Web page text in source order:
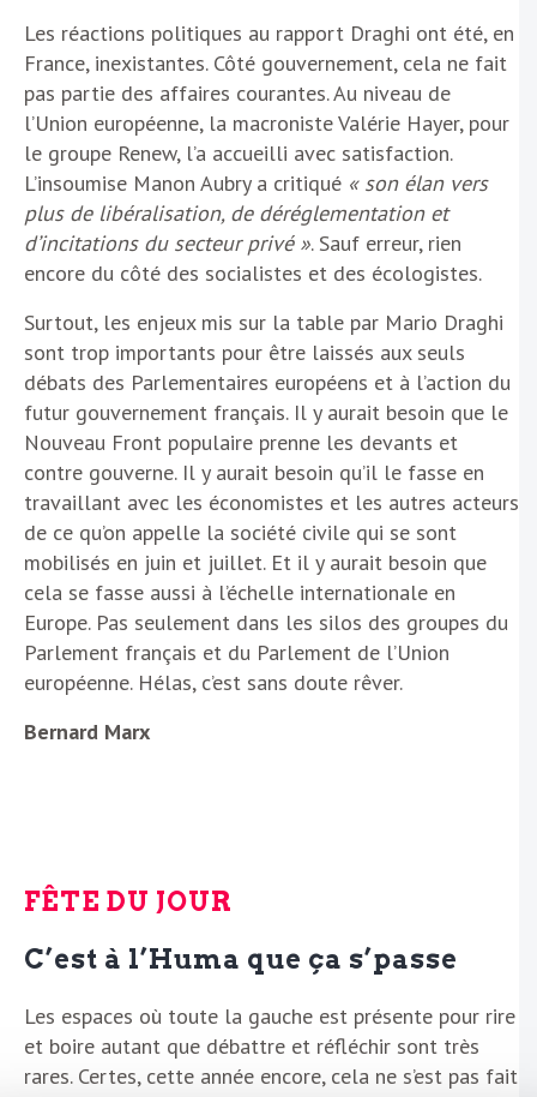
Les réactions politiques au rapport Draghi ont été, en
France, inexistantes. Côté gouvernement, cela ne fait
pas partie des affaires courantes. Au niveau de
l’Union européenne, la macroniste Valérie Hayer, pour
le groupe Renew, l’a accueilli avec satisfaction.
L’insoumise Manon Aubry a critiqué « son élan vers
plus de libéralisation, de déréglementation et
d’incitations du secteur privé ». Sauf erreur, rien
encore du côté des socialistes et des écologistes.
Surtout, les enjeux mis sur la table par Mario Draghi
sont trop importants pour être laissés aux seuls
débats des Parlementaires européens et à l’action du
futur gouvernement français. Il y aurait besoin que le
Nouveau Front populaire prenne les devants et
contre gouverne. Il y aurait besoin qu’il le fasse en
travaillant avec les économistes et les autres acteurs
de ce qu’on appelle la société civile qui se sont
mobilisés en juin et juillet. Et il y aurait besoin que
cela se fasse aussi à l’échelle internationale en
Europe. Pas seulement dans les silos des groupes du
Parlement français et du Parlement de l’Union
européenne. Hélas, c’est sans doute rêver.
Bernard Marx
FÊTE DU JOUR
C’est à l’Huma que ça s’passe
Les espaces où toute la gauche est présente pour rire
et boire autant que débattre et réfléchir sont très
rares. Certes, cette année encore, cela ne s’est pas fait